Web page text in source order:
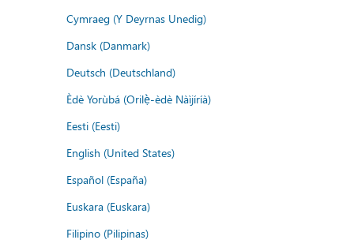
Cymraeg (Y Deyrnas Unedig)
Dansk (Danmark)
Deutsch (Deutschland)
Èdè Yorùbá (Orilẹ̀-èdè Nàìjíríà)
Eesti (Eesti)
English (United States)
Español (España)
Euskara (Euskara)
Filipino (Pilipinas)